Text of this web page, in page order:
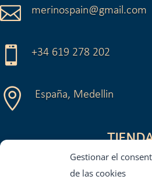
Gestionar el
de las cookies
 merinospain@gmail.com
 +34 619 278 202
 España, Medellin